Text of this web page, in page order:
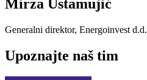
Mirza Ustamujić
Generalni direktor, Energoinvest d.d.
Upoznajte naš tim